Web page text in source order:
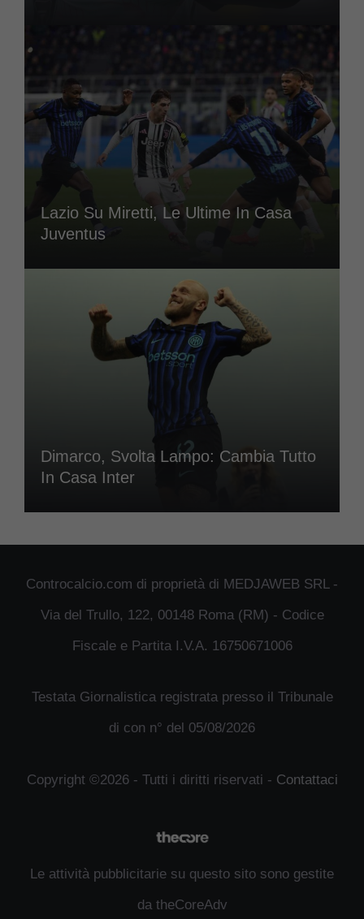
Lazio Su Miretti, Le Ultime In Casa
Juventus
Dimarco, Svolta Lampo: Cambia Tutto
In Casa Inter
Controcalcio.com di proprietà di MEDJAWEB SRL -
Via del Trullo, 122, 00148 Roma (RM) - Codice
Fiscale e Partita I.V.A. 16750671006
Testata Giornalistica registrata presso il Tribunale
di con n° del 05/08/2026
Copyright ©2026 - Tutti i diritti riservati - Contattaci
Le attività pubblicitarie su questo sito sono gestite
da theCoreAdv